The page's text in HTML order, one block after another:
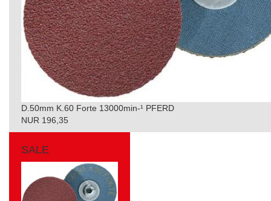
D.50mm K.60 Forte 13000min-¹ PFERD
NUR 196,35
SALE